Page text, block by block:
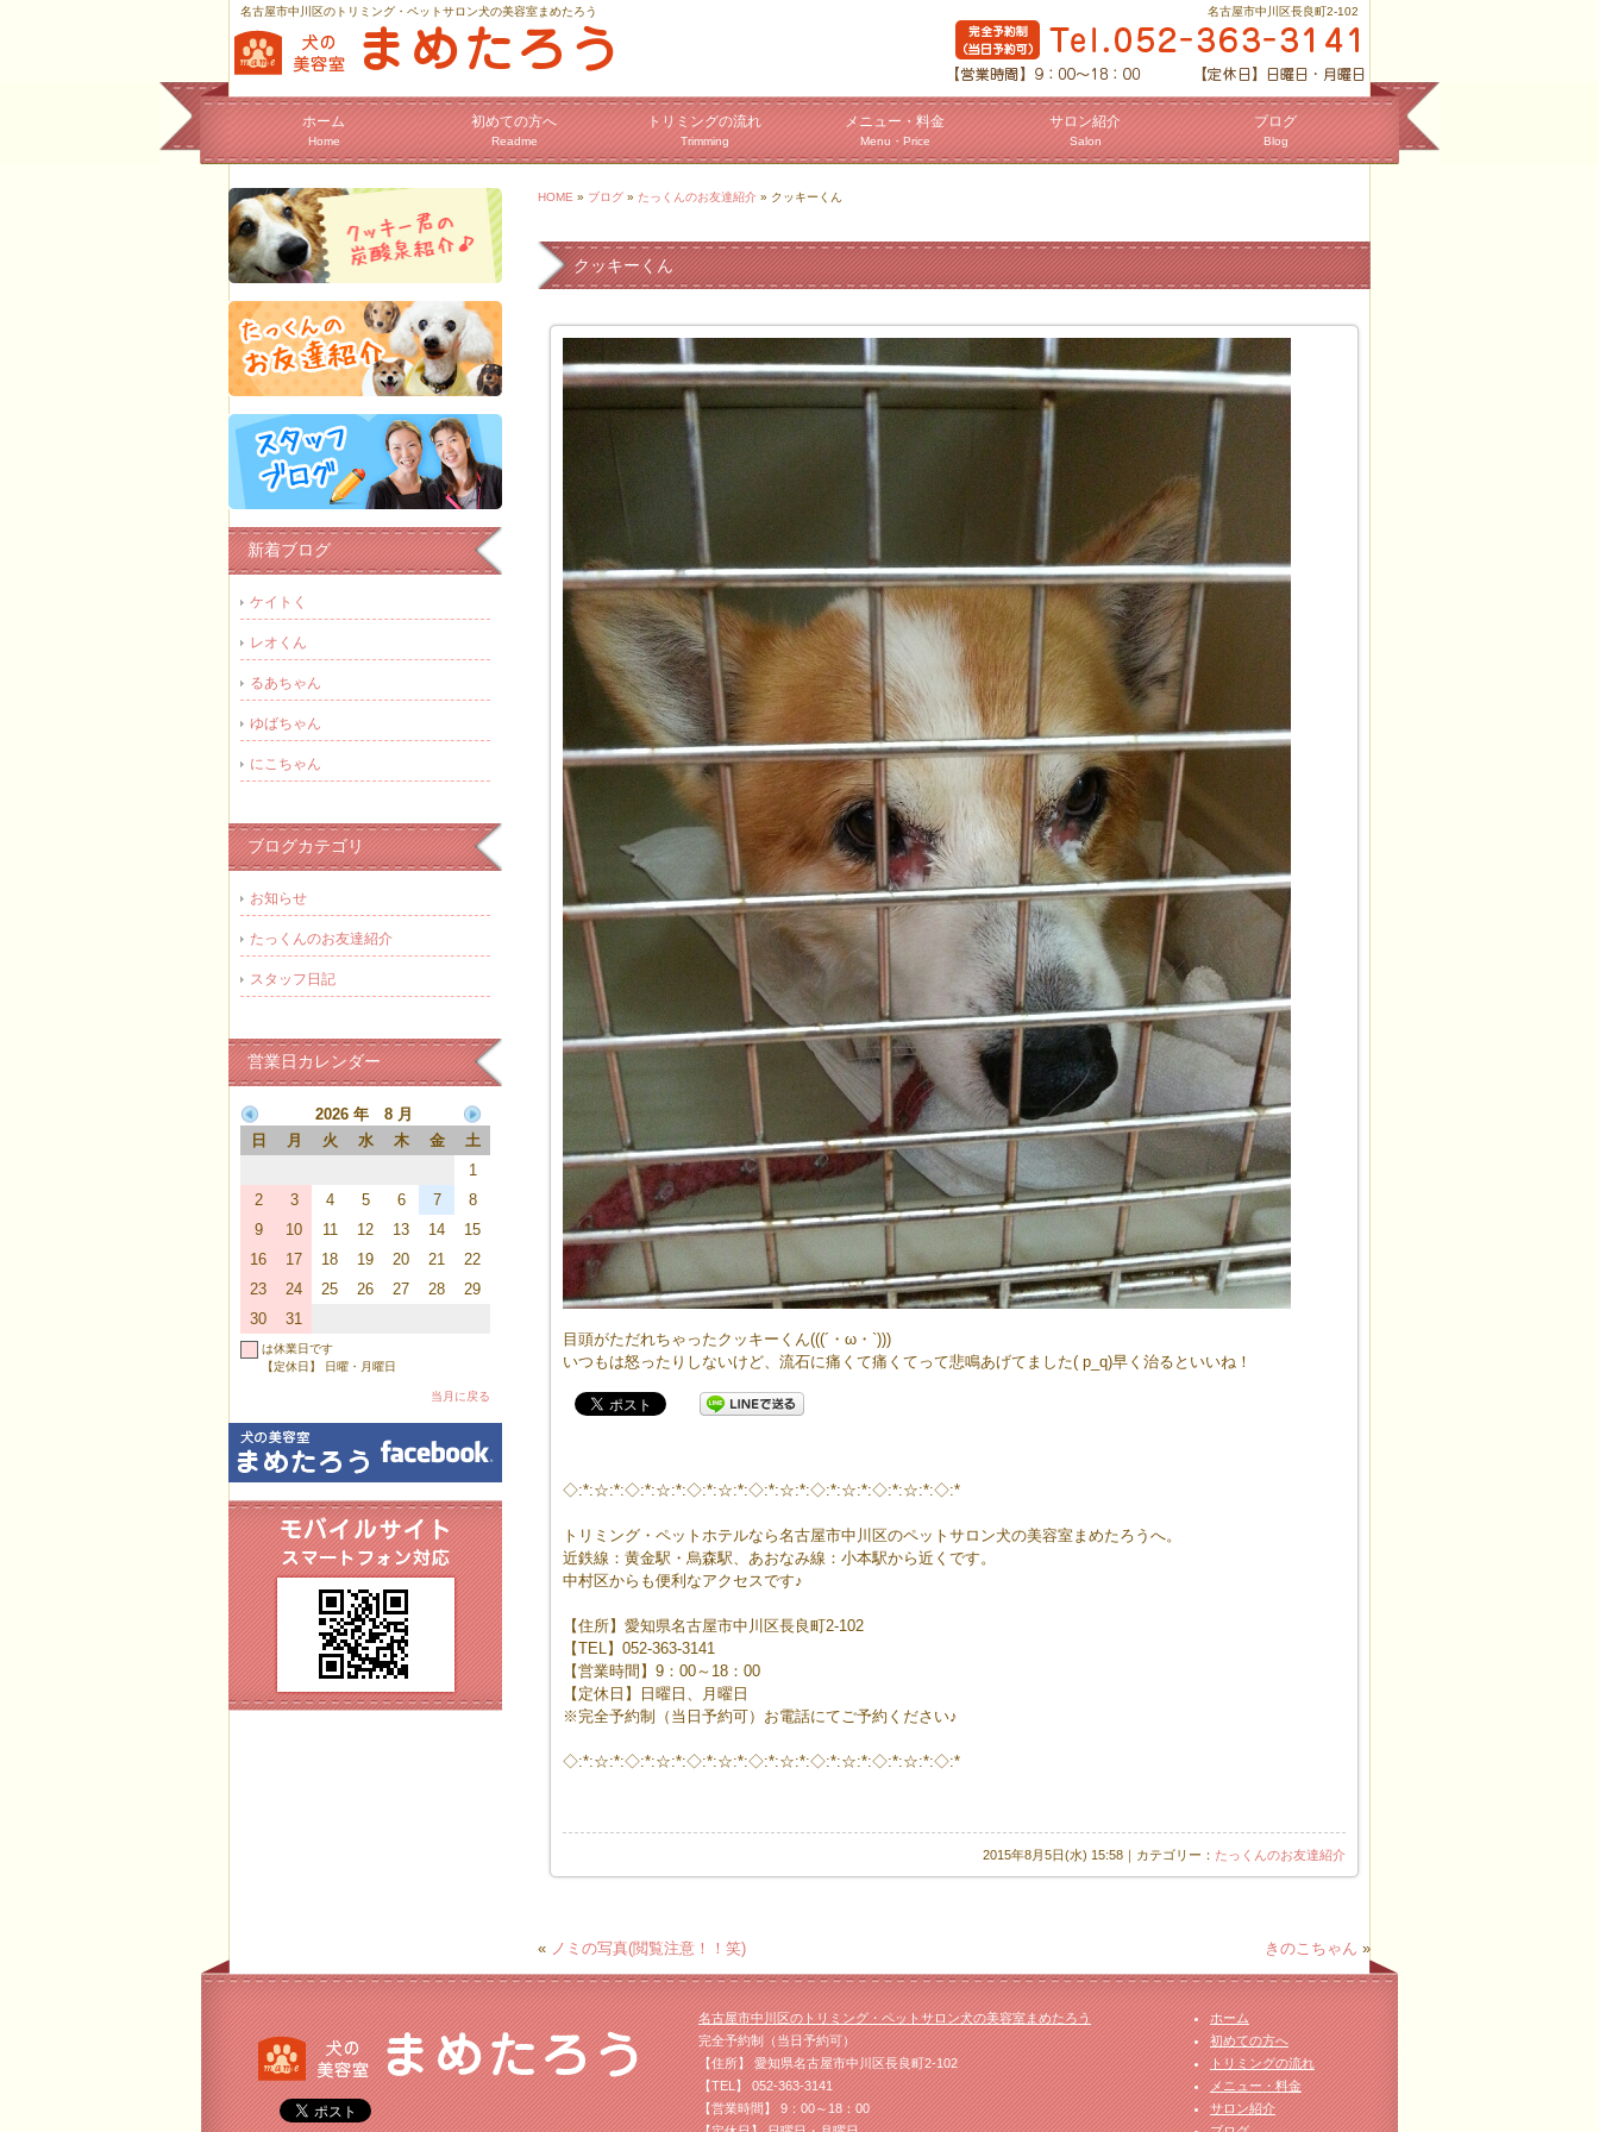
名古屋市中川区のトリミング・ペットサロン犬の美容室まめたろう 名古屋市中川区長良町2-102
ホーム
Home
初めての方へ
Readme
トリミングの流れ
Trimming
メニュー・料金
Menu・Price
サロン紹介
Salon
ブログ
Blog
HOME » ブログ » たっくんのお友達紹介 » クッキーくん
クッキーくん
目頭がただれちゃったクッキーくん(((´・ω・`)))
いつもは怒ったりしないけど、流石に痛くて痛くてって悲鳴あげてました( p_q)早く治るといいね！
◇:*:☆:*:◇:*:☆:*:◇:*:☆:*:◇:*:☆:*:◇:*:☆:*:◇:*:☆:*:◇:*
トリミング・ペットホテルなら名古屋市中川区のペットサロン犬の美容室まめたろうへ。
近鉄線：黄金駅・烏森駅、あおなみ線：小本駅から近くです。
中村区からも便利なアクセスです♪
【住所】愛知県名古屋市中川区長良町2-102
【TEL】052-363-3141
【営業時間】9：00～18：00
【定休日】日曜日、月曜日
※完全予約制（当日予約可）お電話にてご予約ください♪
◇:*:☆:*:◇:*:☆:*:◇:*:☆:*:◇:*:☆:*:◇:*:☆:*:◇:*:☆:*:◇:*
2015年8月5日(水) 15:58｜カテゴリー： たっくんのお友達紹介
« ノミの写真(閲覧注意！！笑) きのこちゃん »
新着ブログ
ケイトく
レオくん
るあちゃん
ゆばちゃん
にこちゃん
ブログカテゴリ
お知らせ
たっくんのお友達紹介
スタッフ日記
営業日カレンダー
2026 年 8 月
日
月 火 水 木 金
土
1
2
3 4 5 6 7
8
9
10 11 12 13 14
15
16
17 18 19 20 21
22
23
24 25 26 27 28
29
30
31
は休業日です
【定休日】 日曜・月曜日
当月に戻る
名古屋市中川区のトリミング・ペットサロン犬の美容室まめたろう
完全予約制（当日予約可）
【住所】 愛知県名古屋市中川区長良町2-102
【TEL】 052-363-3141
【営業時間】 9：00～18：00
ホーム
初めての方へ
トリミングの流れ
メニュー・料金
サロン紹介